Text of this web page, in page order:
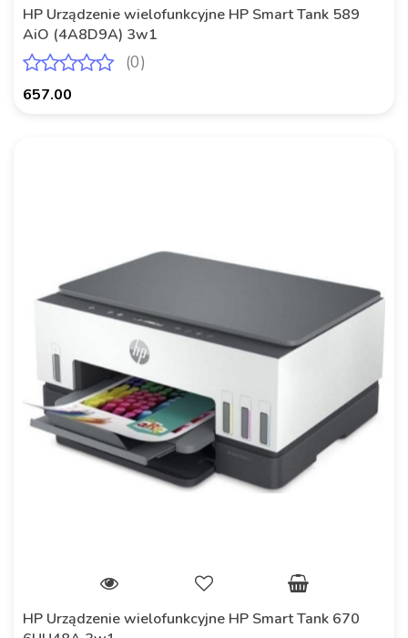
HP Urządzenie wielofunkcyjne HP Smart Tank 589
AiO (4A8D9A) 3w1
(0)
657.00
HP Urządzenie wielofunkcyjne HP Smart Tank 670